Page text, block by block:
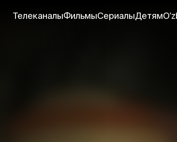
ТелеканалыФильмыСериалыДетям